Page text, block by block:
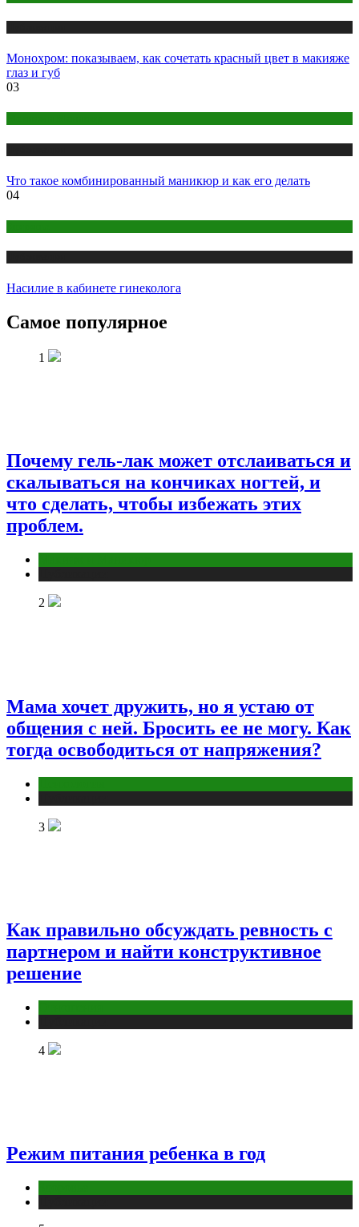
Монохром: показываем, как сочетать красный цвет в макияже
глаз и губ
03
Что такое комбинированный маникюр и как его делать
04
Насилие в кабинете гинеколога
Самое популярное
1
Почему гель-лак может отслаиваться и
скалываться на кончиках ногтей, и
что сделать, чтобы избежать этих
проблем.
2
Мама хочет дружить, но я устаю от
общения с ней. Бросить ее не могу. Как
тогда освободиться от напряжения?
3
Как правильно обсуждать ревность с
партнером и найти конструктивное
решение
4
Режим питания ребенка в год